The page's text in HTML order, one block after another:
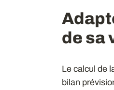
de sa
Le calcul de
bilan